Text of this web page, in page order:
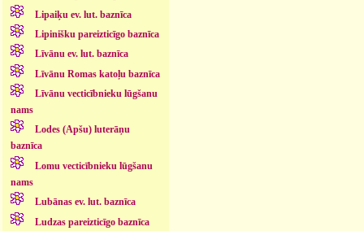
Lipaiķu ev. lut. baznīca
Lipinišku pareizticīgo baznīca
Līvānu ev. lut. baznīca
Līvānu Romas katoļu baznīca
Līvānu vecticībnieku lūgšanu
nams
Lodes (Apšu) luterāņu
baznīca
Lomu vecticībnieku lūgšanu
nams
Lubānas ev. lut. baznīca
Ludzas pareizticīgo baznīca